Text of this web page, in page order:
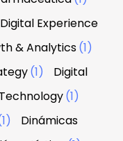
Digital Experience
& Analytics(1)
(1)
Digital
(1)
Dinámicas